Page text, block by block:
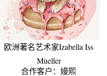
欧洲著名艺术家Izabella Iss
Mueller
合作客户：嫚熙